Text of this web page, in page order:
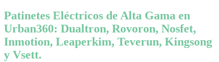
Patinetes Eléctricos de Alta Gama en
Urban360: Dualtron, Rovoron, Nosfet,
Inmotion, Leaperkim, Teverun, Kingsong
y Vsett.